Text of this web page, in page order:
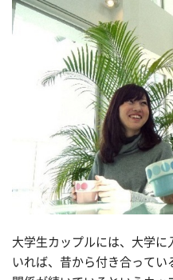
大学生カップルには、大学に
いれば、昔から付き合って